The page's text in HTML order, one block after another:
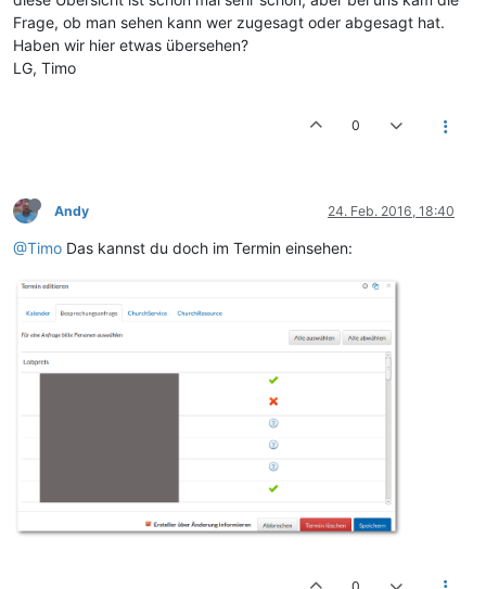
Frage, ob man sehen kann wer zugesagt oder abgesagt hat.
Haben wir hier etwas übersehen?
LG, Timo
0
Andy 24. Feb. 2016, 18:40
@Timo Das kannst du doch im Termin einsehen: